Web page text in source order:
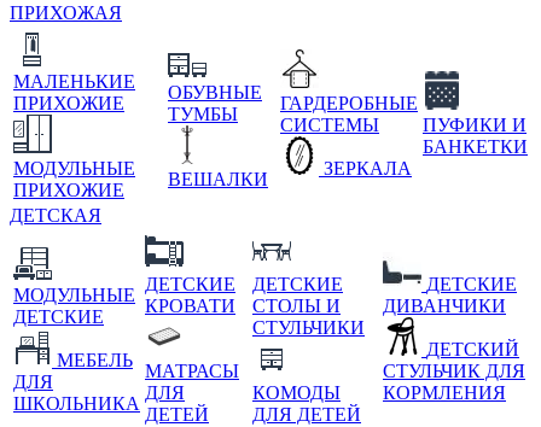
ПРИХОЖАЯ
МАЛЕНЬКИЕ
ПРИХОЖИЕ
МОДУЛЬНЫЕ
ПРИХОЖИЕ
ОБУВНЫЕ
ТУМБЫ
ВЕШАЛКИ
ГАРДЕРОБНЫЕ
СИСТЕМЫ
ЗЕРКАЛА
ПУФИКИ И
БАНКЕТКИ
ДЕТСКАЯ
МОДУЛЬНЫЕ
ДЕТСКИЕ
МЕБЕЛЬ
ДЛЯ
ШКОЛЬНИКА
ДЕТСКИЕ
КРОВАТИ
МАТРАСЫ
ДЛЯ
ДЕТЕЙ
ДЕТСКИЕ
СТОЛЫ И
СТУЛЬЧИКИ
КОМОДЫ
ДЛЯ ДЕТЕЙ
ДЕТСКИЕ
ДИВАНЧИКИ
ДЕТСКИЙ
СТУЛЬЧИК ДЛЯ
КОРМЛЕНИЯ